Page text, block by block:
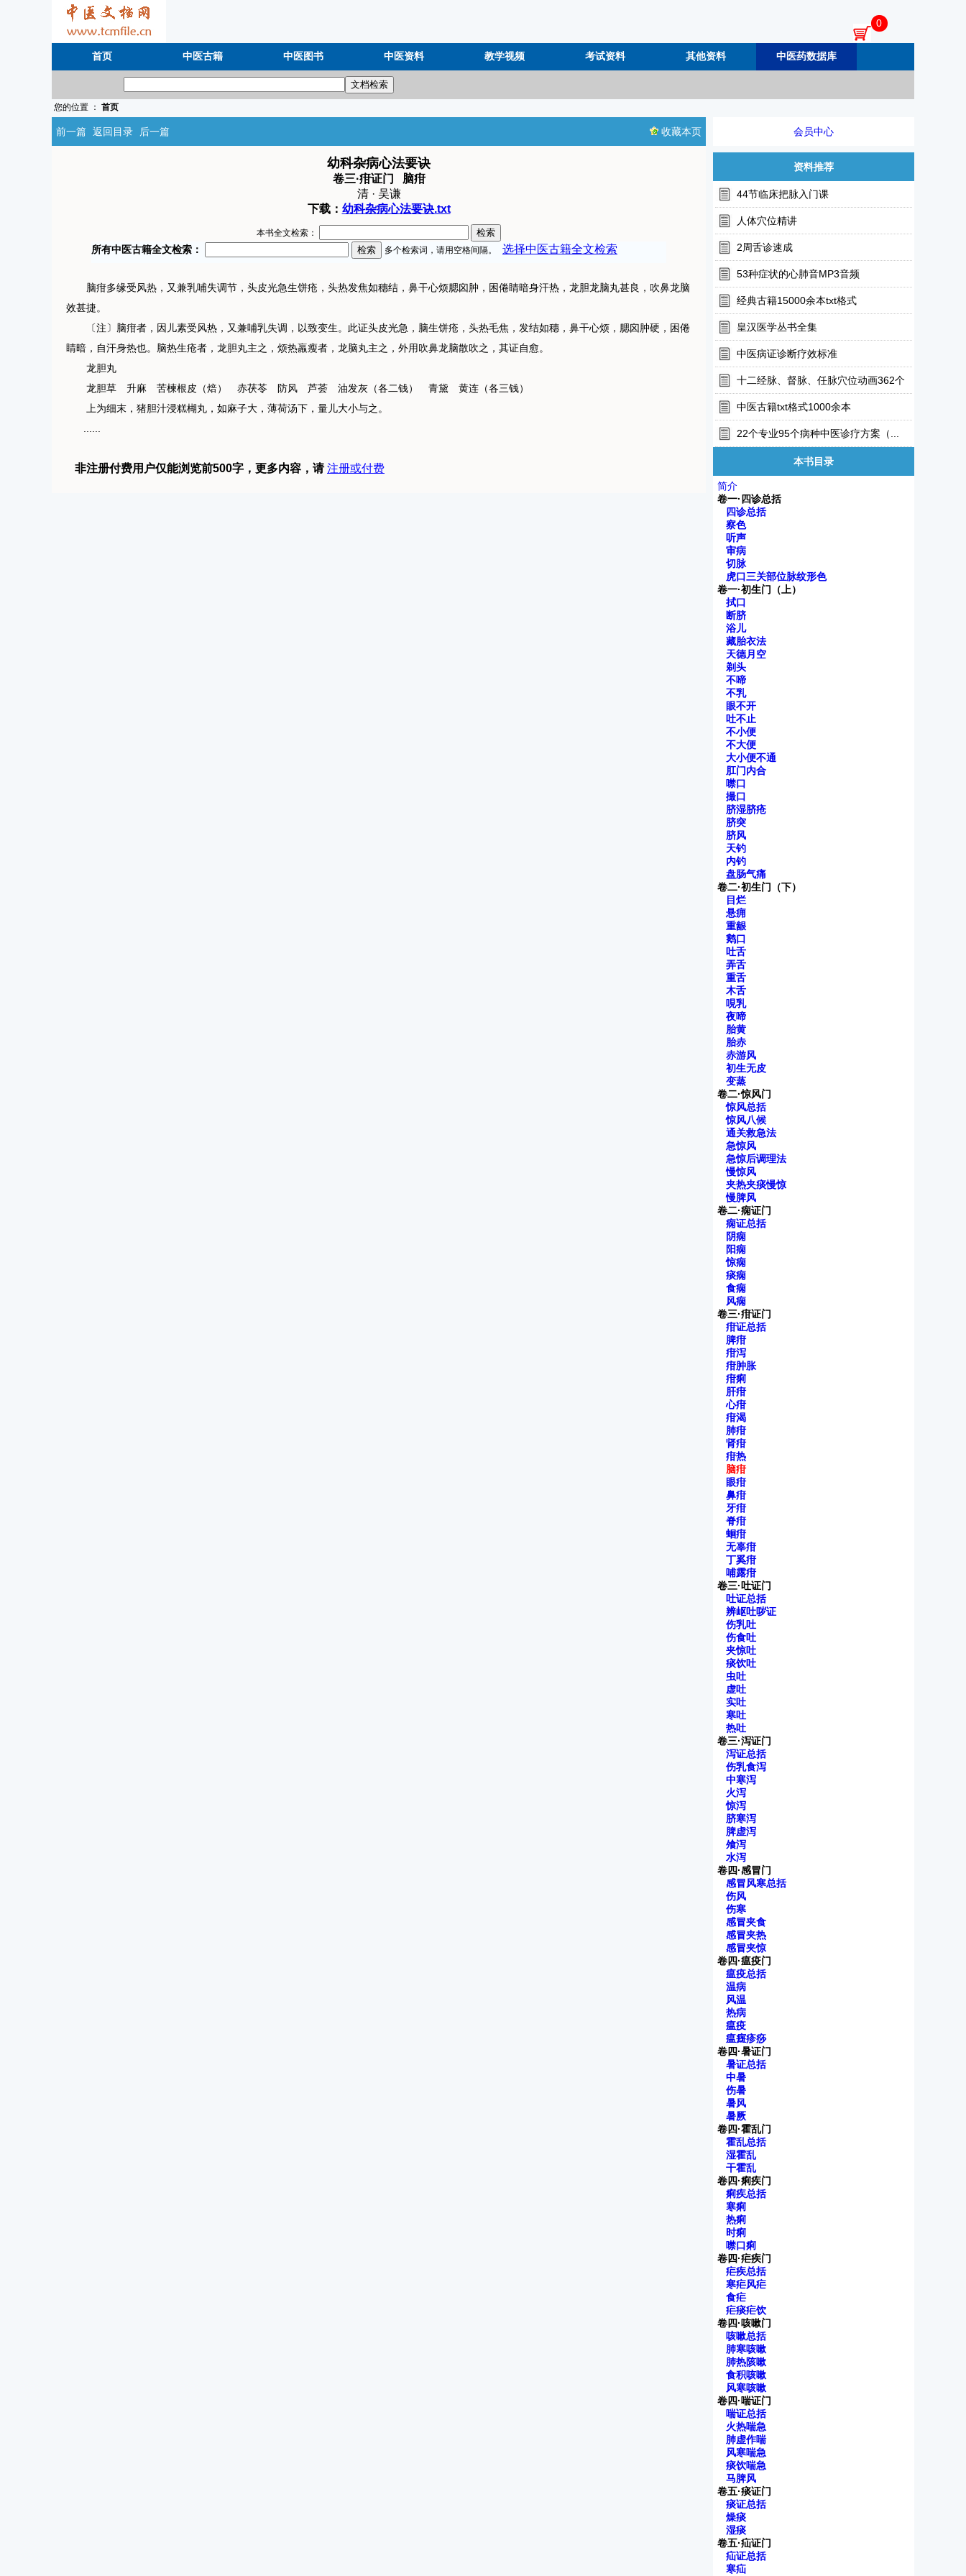
0
首页 中医古籍 中医图书 中医资料 教学视频 考试资料 其他资料 中医药数据库
您的位置 ： 首页
前一篇 返回目录 后一篇 收藏本页
幼科杂病心法要诀
卷三·疳证门 脑疳
清 · 吴谦
下载： 幼科杂病心法要诀.txt
本书全文检索：
脑疳多缘受风热，又兼乳哺失调节，头皮光急生饼疮，头热发焦如穗结，鼻干心烦腮囟肿，困倦睛暗身汗热，龙胆龙脑丸甚良，吹鼻龙脑
效甚捷。
〔注〕脑疳者，因儿素受风热，又兼哺乳失调，以致变生。此证头皮光急，脑生饼疮，头热毛焦，发结如穗，鼻干心烦，腮囟肿硬，困倦
睛暗，自汗身热也。脑热生疮者，龙胆丸主之，烦热羸瘦者，龙脑丸主之，外用吹鼻龙脑散吹之，其证自愈。
龙胆丸
龙胆草 升麻 苦楝根皮（焙） 赤茯苓 防风 芦荟 油发灰（各二钱） 青黛 黄连（各三钱）
上为细末，猪胆汁浸糕楜丸，如麻子大，薄荷汤下，量儿大小与之。
非注册付费用户仅能浏览前500字，更多内容，请 注册或付费
会员中心
资料推荐
44节临床把脉入门课
人体穴位精讲
2周舌诊速成
53种症状的心肺音MP3音频
经典古籍15000余本txt格式
皇汉医学丛书全集
中医病证诊断疗效标准
十二经脉、督脉、任脉穴位动画362个
中医古籍txt格式1000余本
22个专业95个病种中医诊疗方案（...
本书目录
简介
卷一·四诊总括
四诊总括
察色
听声
审病
切脉
虎口三关部位脉纹形色
卷一·初生门（上）
拭口
断脐
浴儿
藏胎衣法
天德月空
剃头
不啼
不乳
眼不开
吐不止
不小便
不大便
大小便不通
肛门内合
噤口
撮口
脐湿脐疮
脐突
脐风
天钓
内钓
盘肠气痛
卷二·初生门（下）
目烂
悬痈
重龈
鹅口
吐舌
弄舌
重舌
木舌
哯乳
夜啼
胎黄
胎赤
赤游风
初生无皮
变蒸
卷二·惊风门
惊风总括
惊风八候
通关救急法
急惊风
急惊后调理法
慢惊风
夹热夹痰慢惊
慢脾风
卷二·痫证门
痫证总括
阴痫
阳痫
惊痫
痰痫
食痫
风痫
卷三·疳证门
疳证总括
脾疳
疳泻
疳肿胀
疳痢
肝疳
心疳
疳渴
肺疳
肾疳
疳热
脑疳
眼疳
鼻疳
牙疳
脊疳
蛔疳
无辜疳
丁奚疳
哺露疳
卷三·吐证门
吐证总括
辨岖吐哕证
伤乳吐
伤食吐
夹惊吐
痰饮吐
虫吐
虚吐
实吐
寒吐
热吐
卷三·泻证门
泻证总括
伤乳食泻
中寒泻
火泻
惊泻
脐寒泻
脾虚泻
飧泻
水泻
卷四·感冒门
感冒风寒总括
伤风
伤寒
感冒夹食
感冒夹热
感冒夹惊
卷四·瘟疫门
瘟疫总括
温病
风温
热病
瘟疫
瘟癍疹痧
卷四·暑证门
暑证总括
中暑
伤暑
暑风
暑厥
卷四·霍乱门
霍乱总括
湿霍乱
干霍乱
卷四·痢疾门
痢疾总括
寒痢
热痢
时痢
噤口痢
卷四·疟疾门
疟疾总括
寒疟风疟
食疟
疟痰疟饮
卷四·咳嗽门
咳嗽总括
肺寒咳嗽
肺热陔嗽
食积咳嗽
风寒咳嗽
卷四·喘证门
喘证总括
火热喘急
肺虚作喘
风寒喘急
痰饮喘急
马脾风
卷五·痰证门
痰证总括
燥痰
湿痰
卷五·疝证门
疝证总括
寒疝